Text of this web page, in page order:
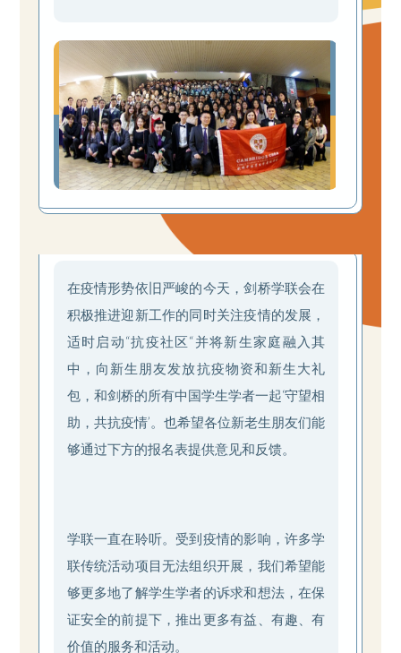
在疫情形势依旧严峻的今天，剑桥学联会在
积极推进迎新工作的同时关注疫情的发展，
适时启动“抗疫社区“并将新生家庭融入其
中，向新生朋友发放抗疫物资和新生大礼
包，和剑桥的所有中国学生学者一起‘守望相
助，共抗疫情’。也希望各位新老生朋友们能
够通过下方的报名表提供意见和反馈。
学联一直在聆听。受到疫情的影响，许多学
联传统活动项目无法组织开展，我们希望能
够更多地了解学生学者的诉求和想法，在保
证安全的前提下，推出更多有益、有趣、有
价值的服务和活动。